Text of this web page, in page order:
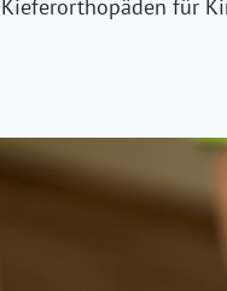
Kieferorthopäden für